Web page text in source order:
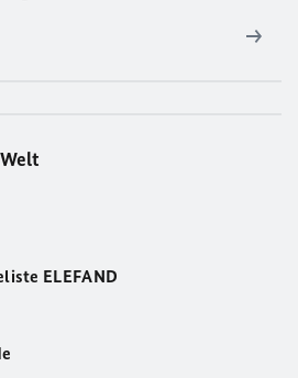
ELEFAND